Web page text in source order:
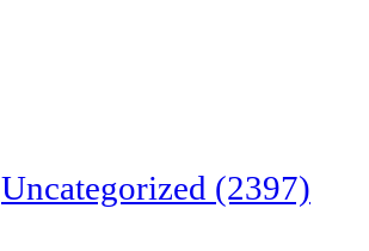
Uncategorized (2397)